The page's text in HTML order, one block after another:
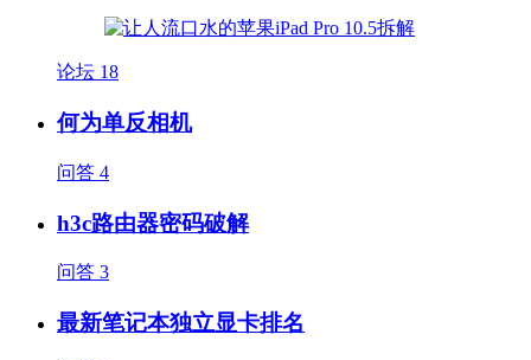
论坛 18
何为单反相机
问答 4
h3c路由器密码破解
问答 3
最新笔记本独立显卡排名